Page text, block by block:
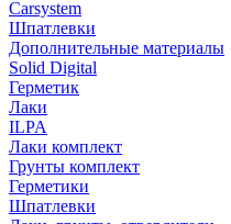
Carsystem
Шпатлевки
Дополнительные материалы
Solid Digital
Герметик
Лаки
ILPA
Лаки комплект
Грунты комплект
Герметики
Шпатлевки